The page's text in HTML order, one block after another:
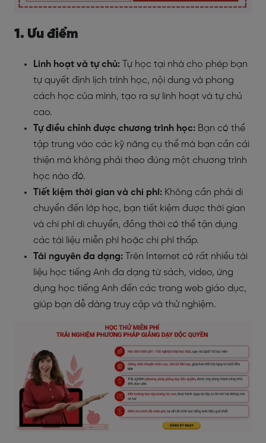
1. Ưu điểm
Linh hoạt và tự chủ: Tự học tại nhà cho phép bạn
tự quyết định lịch trình học, nội dung và phong
cách học của mình, tạo ra sự linh hoạt và tự chủ
cao.
Tự điều chỉnh được chương trình học: Bạn có thể
tập trung vào các kỹ năng cụ thể mà bạn cần cải
thiện mà không phải theo đúng một chương trình
học nào đó.
Tiết kiệm thời gian và chi phí: Không cần phải di
chuyển đến lớp học, bạn tiết kiệm được thời gian
và chi phí di chuyển, đồng thời có thể tận dụng
các tài liệu miễn phí hoặc chi phí thấp.
Tài nguyên đa dạng:
Trên Internet có rất nhiều tài
liệu học tiếng Anh đa dạng từ sách, video, ứng
dụng học tiếng Anh đến các trang web giáo dục,
giúp bạn dễ dàng truy cập và thử nghiệm.